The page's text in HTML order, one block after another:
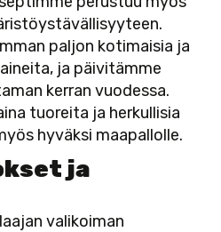
paljon kotimaisia ja
ja päivitämme
kerran vuodessa.
tuoreita ja herkullisia
hyväksi maapallolle.
ja
valikoiman